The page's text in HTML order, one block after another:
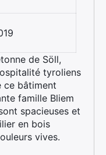
de Söll,
tyroliens
ce bâtiment
famille Bliem
spacieuses et
en bois
vives.